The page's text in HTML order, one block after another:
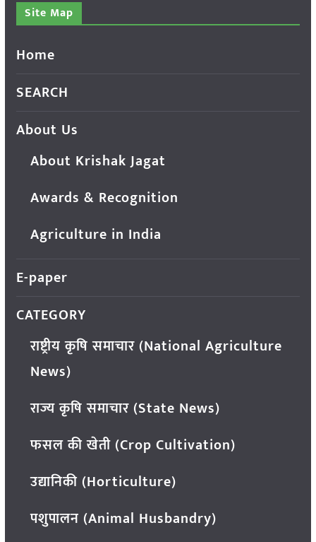
Site Map
Home
SEARCH
About Us
About Krishak Jagat
Awards & Recognition
Agriculture in India
E-paper
CATEGORY
राष्ट्रीय कृषि समाचार (National Agriculture
News)
राज्य कृषि समाचार (State News)
फसल की खेती (Crop Cultivation)
उद्यानिकी (Horticulture)
पशुपालन (Animal Husbandry)